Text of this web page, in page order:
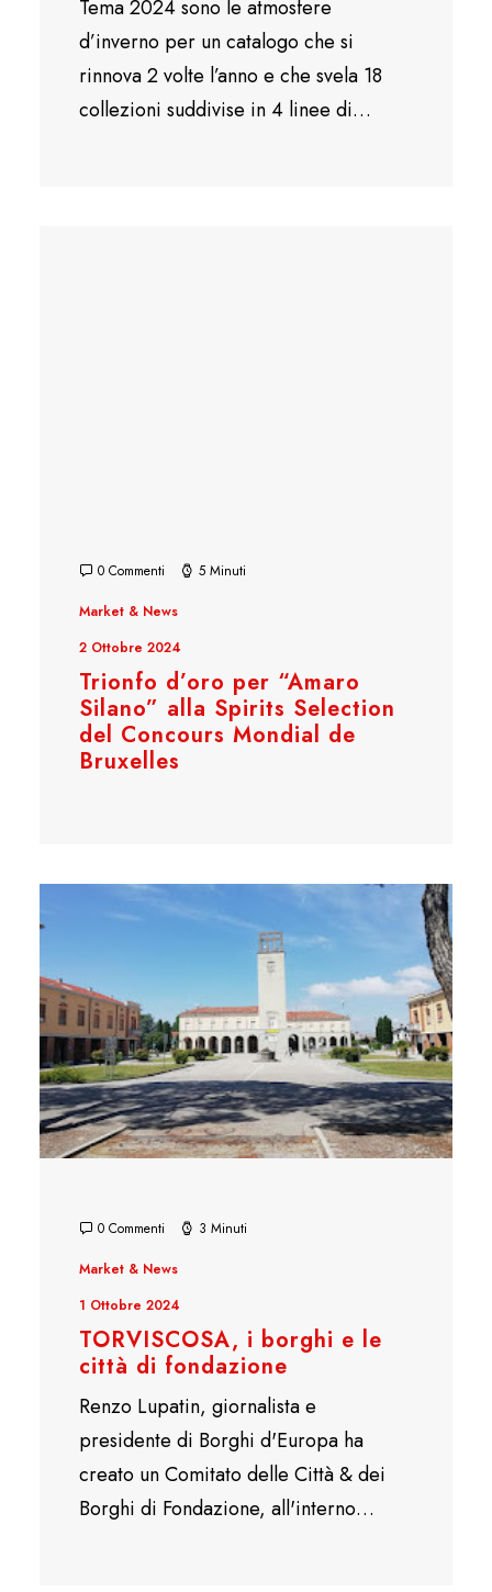
Tema 2024 sono le atmosfere
d’inverno per un catalogo che si
rinnova 2 volte l’anno e che svela 18
collezioni suddivise in 4 linee di…
0 Commenti 5 Minuti
Market & News
2 Ottobre 2024
Trionfo d’oro per “Amaro
Silano” alla Spirits Selection
del Concours Mondial de
Bruxelles
0 Commenti 3 Minuti
Market & News
1 Ottobre 2024
TORVISCOSA, i borghi e le
città di fondazione
Renzo Lupatin, giornalista e
presidente di Borghi d'Europa ha
creato un Comitato delle Città & dei
Borghi di Fondazione, all'interno…